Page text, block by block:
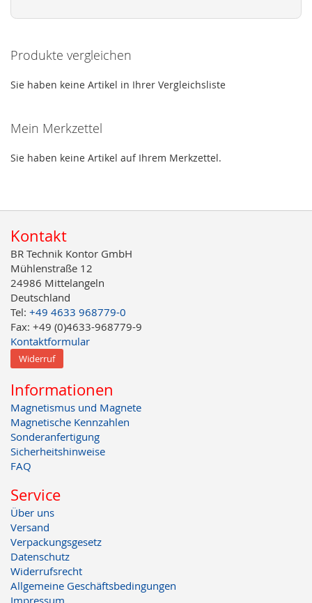
Produkte vergleichen
Sie haben keine Artikel in Ihrer Vergleichsliste
Mein Merkzettel
Sie haben keine Artikel auf Ihrem Merkzettel.
Kontakt
BR Technik Kontor GmbH
Mühlenstraße 12
24986 Mittelangeln
Deutschland
Tel: +49 4633 968779-0
Fax: +49 (0)4633-968779-9
Kontaktformular
Widerruf
Informationen
Magnetismus und Magnete
Magnetische Kennzahlen
Sonderanfertigung
Sicherheitshinweise
FAQ
Service
Über uns
Versand
Verpackungsgesetz
Datenschutz
Widerrufsrecht
Allgemeine Geschäftsbedingungen
Impressum